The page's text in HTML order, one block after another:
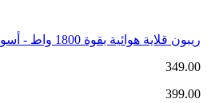
ريبون قلاية هوائية بقوة 1800 واط - أسود وفضي - RE-11-035
349.00
399.00